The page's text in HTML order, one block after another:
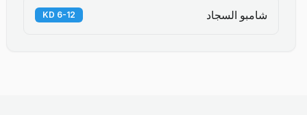
شامبو السجاد 6-12 KD